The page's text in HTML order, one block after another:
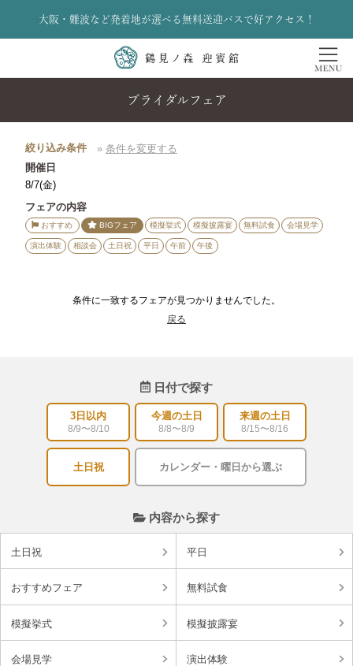
大阪・難波など発着地が選べる無料送迎バスで好アクセス！
ブライダルフェア
絞り込み条件 » 条件を変更する
開催日
8/7(金)
フェアの内容
おすすめ BIGフェア 模擬挙式 模擬披露宴 無料試食 会場見学
演出体験 相談会 土日祝 平日 午前 午後
条件に一致するフェアが見つかりませんでした。
戻る
日付で探す
3日以内
8/9〜8/10
今週の土日
8/8〜8/9
来週の土日
8/15〜8/16
土日祝 カレンダー・曜日から選ぶ
内容から探す
土日祝 平日
おすすめフェア 無料試食
模擬挙式 模擬披露宴
会場見学 演出体験